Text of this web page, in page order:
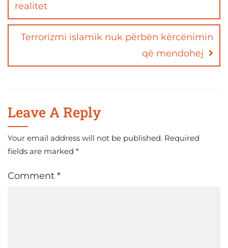
realitet
Terrorizmi islamik nuk përbën kërcënimin
që mendohej
Leave A Reply
Your email address will not be published. Required
fields are marked *
Comment *